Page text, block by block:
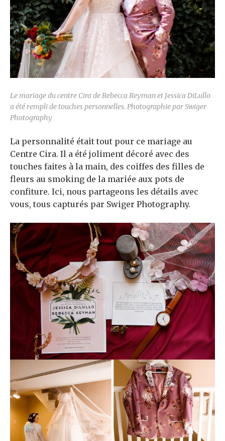
Le mariage du centre Cira de Rebecca Reyman et Jessica DiLullo
a été rempli de touches personnelles. Photographie par Swiger
Photography
La personnalité était tout pour ce mariage au
Centre Cira. Il a été joliment décoré avec des
touches faites à la main, des coiffes des filles de
fleurs au smoking de la mariée aux pots de
confiture. Ici, nous partageons les détails avec
vous, tous capturés par Swiger Photography.